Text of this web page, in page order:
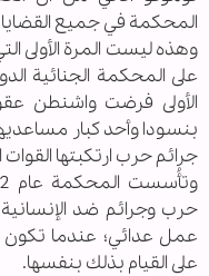
المحكمة في جميع
وهذه ليست المرة الأولى
الأولى فرضت واشنطن
بنسودا وأحد كبار
جرائم حرب ارتكبتها القوات
حرب وجرائم ضد
عمل عدائي؛ عندما تكون
على القيام بذلك بنفسها.